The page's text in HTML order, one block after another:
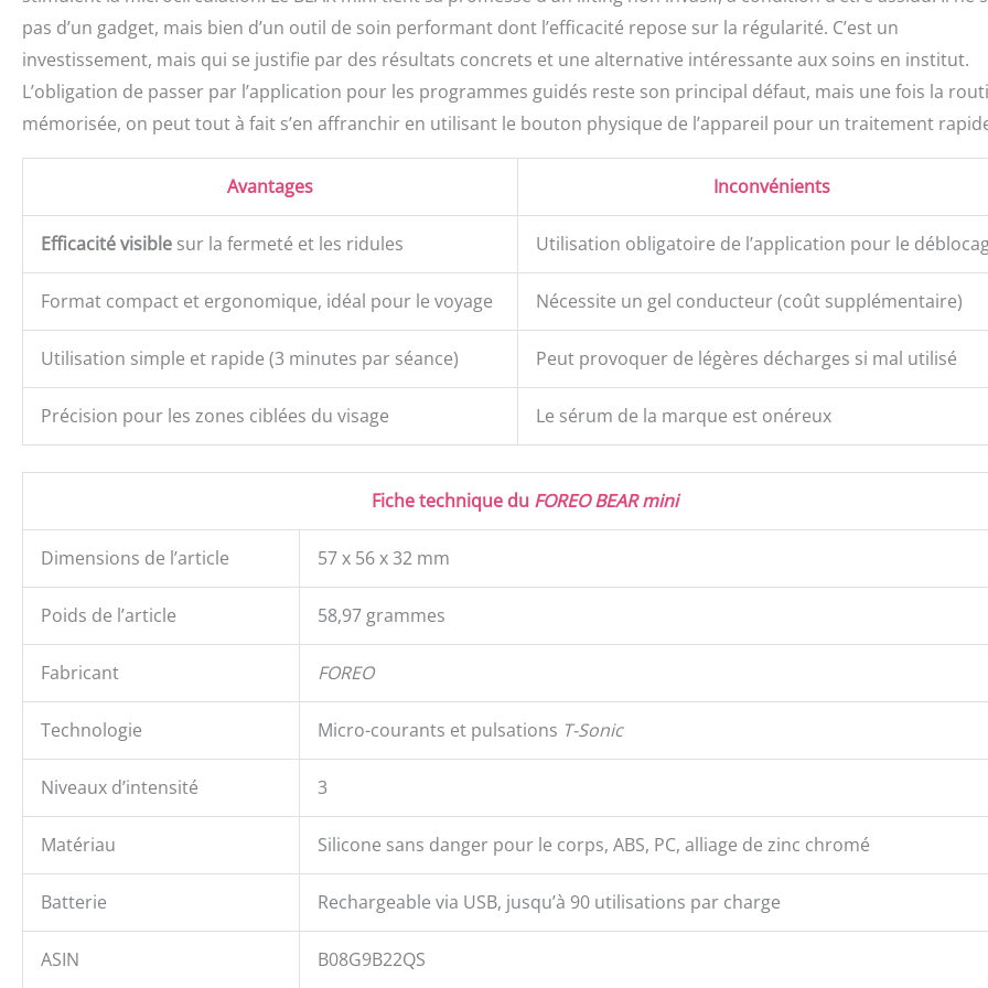
pas d’un gadget, mais bien d’un outil de soin performant dont l’efficacité repose sur la régularité. C’est un
investissement, mais qui se justifie par des résultats concrets et une alternative intéressante aux soins en institut.
L’obligation de passer par l’application pour les programmes guidés reste son principal défaut, mais une fois la
mémorisée, on peut tout à fait s’en affranchir en utilisant le bouton physique de l’appareil pour un traitement
Avantages Inconvénients
Efficacité visible sur la fermeté et les ridules Utilisation obligatoire de l’application pour le
Format compact et ergonomique, idéal pour le voyage Nécessite un gel conducteur (coût supplémentaire)
Utilisation simple et rapide (3 minutes par séance) Peut provoquer de légères décharges si mal utilisé
Précision pour les zones ciblées du visage Le sérum de la marque est onéreux
Fiche technique du FOREO BEAR mini
Dimensions de l’article 57 x 56 x 32 mm
Poids de l’article 58,97 grammes
Fabricant FOREO
Technologie Micro-courants et pulsations T-Sonic
Niveaux d’intensité 3
Matériau Silicone sans danger pour le corps, ABS, PC, alliage de zinc chromé
Batterie Rechargeable via USB, jusqu’à 90 utilisations par charge
ASIN B08G9B22QS